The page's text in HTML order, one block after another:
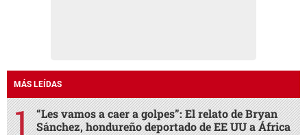
MÁS LEÍDAS
“Les vamos a caer a golpes”: El relato de Bryan
Sánchez, hondureño deportado de EE UU a África